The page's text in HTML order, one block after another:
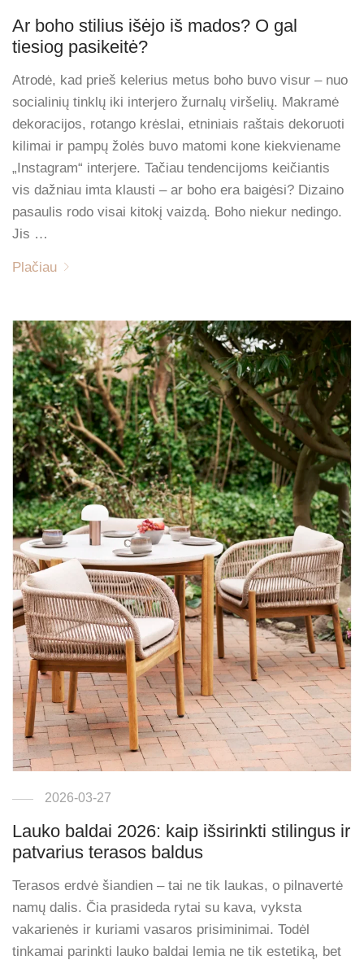
Ar boho stilius išėjo iš mados? O gal
tiesiog pasikeitė?
Atrodė, kad prieš kelerius metus boho buvo visur – nuo
socialinių tinklų iki interjero žurnalų viršelių. Makramė
dekoracijos, rotango krėslai, etniniais raštais dekoruoti
kilimai ir pampų žolės buvo matomi kone kiekviename
„Instagram“ interjere. Tačiau tendencijoms keičiantis
vis dažniau imta klausti – ar boho era baigėsi? Dizaino
pasaulis rodo visai kitokį vaizdą. Boho niekur nedingo.
Jis …
Plačiau
2026-03-27
Lauko baldai 2026: kaip išsirinkti stilingus ir
patvarius terasos baldus
Terasos erdvė šiandien – tai ne tik laukas, o pilnavertė
namų dalis. Čia prasideda rytai su kava, vyksta
vakarienės ir kuriami vasaros prisiminimai. Todėl
tinkamai parinkti lauko baldai lemia ne tik estetiką, bet